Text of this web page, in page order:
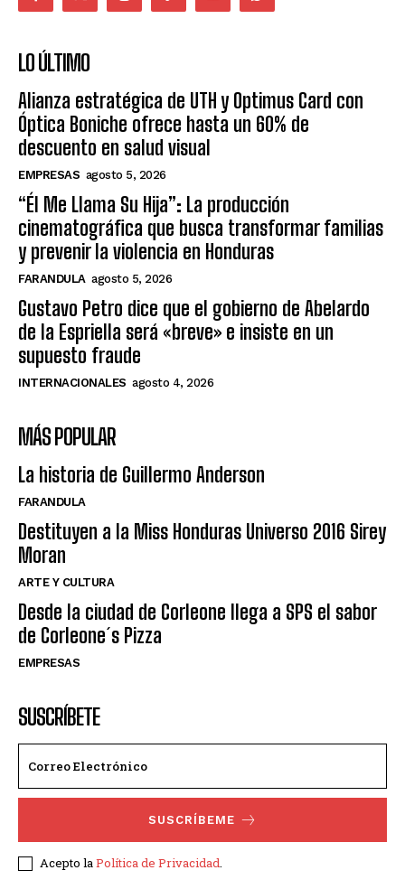
LO ÚLTIMO
Alianza estratégica de UTH y Optimus Card con
Óptica Boniche ofrece hasta un 60% de
descuento en salud visual
EMPRESAS agosto 5, 2026
“Él Me Llama Su Hija”: La producción
cinematográfica que busca transformar familias
y prevenir la violencia en Honduras
FARANDULA agosto 5, 2026
Gustavo Petro dice que el gobierno de Abelardo
de la Espriella será «breve» e insiste en un
supuesto fraude
INTERNACIONALES agosto 4, 2026
MÁS POPULAR
La historia de Guillermo Anderson
FARANDULA
Destituyen a la Miss Honduras Universo 2016 Sirey
Moran
ARTE Y CULTURA
Desde la ciudad de Corleone llega a SPS el sabor
de Corleone´s Pizza
EMPRESAS
SUSCRÍBETE
SUSCRÍBEME
Acepto laPolítica de Privacidad.